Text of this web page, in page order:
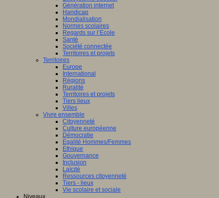
Génération internet
Handicap
Mondialisation
Normes scolaires
Regards sur l’Ecole
Santé
Société connectée
Territoires et projets
Territoires
Europe
International
Régions
Ruralité
Territoires et projets
Tiers lieux
Villes
Vivre ensemble
Citoyenneté
Culture européenne
Démocratie
Egalité Hommes/Femmes
Ethique
Gouvernance
Inclusion
Laïcité
Ressources citoyenneté
Tiers - lieux
Vie scolaire et sociale
Niveaux